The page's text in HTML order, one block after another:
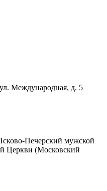
Международная, д. 5
Печерский мужской
Церкви (Московский